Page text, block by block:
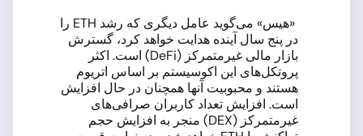
«هیس» می‌گوید عامل دیگری که رشد ETH را
در پنج سال آینده هدایت خواهد کرد، گسترش
بازار مالی غیرمتمرکز (DeFi) است. اکثر
پروتکل‌های این اکوسیستم بر اساس اتریوم
هستند و محبوبیت آنها همچنان در حال افزایش
است. افزایش تعداد کاربران صرافی‌های
غیرمتمرکز (DEX) منجر به افزایش حجم